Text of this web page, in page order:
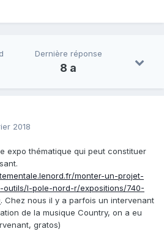
Dernière réponse
8 a
2018
expo thématique qui peut constituer
monter-un-projet-
outils/l-pole-nord-r/expositions/740-
. Chez nous il y a parfois un intervenant
de la musique Country, on a eu
gratos)